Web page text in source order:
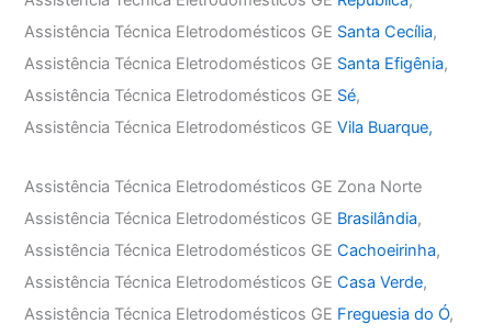
Assistência Técnica Eletrodomésticos GE Santa Cecília,
Assistência Técnica Eletrodomésticos GE Santa Efigênia,
Assistência Técnica Eletrodomésticos GE Sé,
Assistência Técnica Eletrodomésticos GEVila Buarque,
Assistência Técnica Eletrodomésticos GE Zona Norte
Assistência Técnica Eletrodomésticos GE Brasilândia,
Assistência Técnica Eletrodomésticos GECachoeirinha,
Assistência Técnica Eletrodomésticos GECasa Verde,
Assistência Técnica Eletrodomésticos GE Freguesia do Ó,